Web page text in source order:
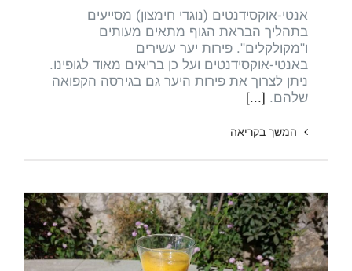
אנטי-אוקסידנטים (נוגדי חימצון) מסייעים
בתהליך הבראת הגוף מתאים מעותים
ו"מקולקלים". פירות יער עשירים
באנטי-אוקסידנטים ועל כן בריאים מאוד לגופינו.
ניתן לצרוך את פירות היער גם בגירסה הקפואה
שלהם. [...]
המשך בקריאה